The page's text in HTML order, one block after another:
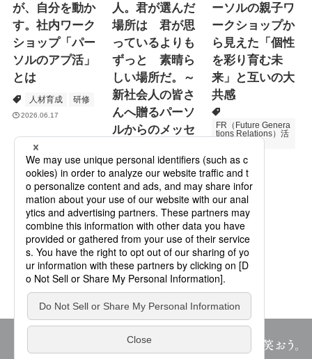
が、自分を動か
す。社内ワーク
ショップ「パー
ソルのアプ活」
とは
人材育成 研修
2026.06.17
人。君が選んだ
場所は 君が思
っているよりも
ずっと 素晴ら
しい場所だ。～
新社会人の皆さ
んへ贈るパーソ
ルからのメッセ
Specialized Servic
es
プロモーション
ーソルの親子ワ
ークショップか
ら見えた「個性
を彩り育む未
来」と互いの大
共感
FR（Future Genera
tions Relations）活
次世代育成
2026.06.16